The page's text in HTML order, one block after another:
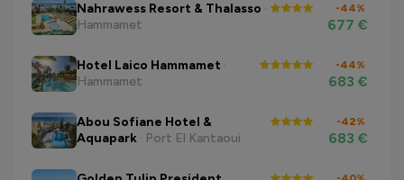
Nahrawess Resort & Thalasso ·
Hammamet
-44%
677 €
Hotel Laico Hammamet ·
Hammamet
-44%
683 €
Abou Sofiane Hotel &
Aquapark · Port El Kantaoui
-42%
683 €